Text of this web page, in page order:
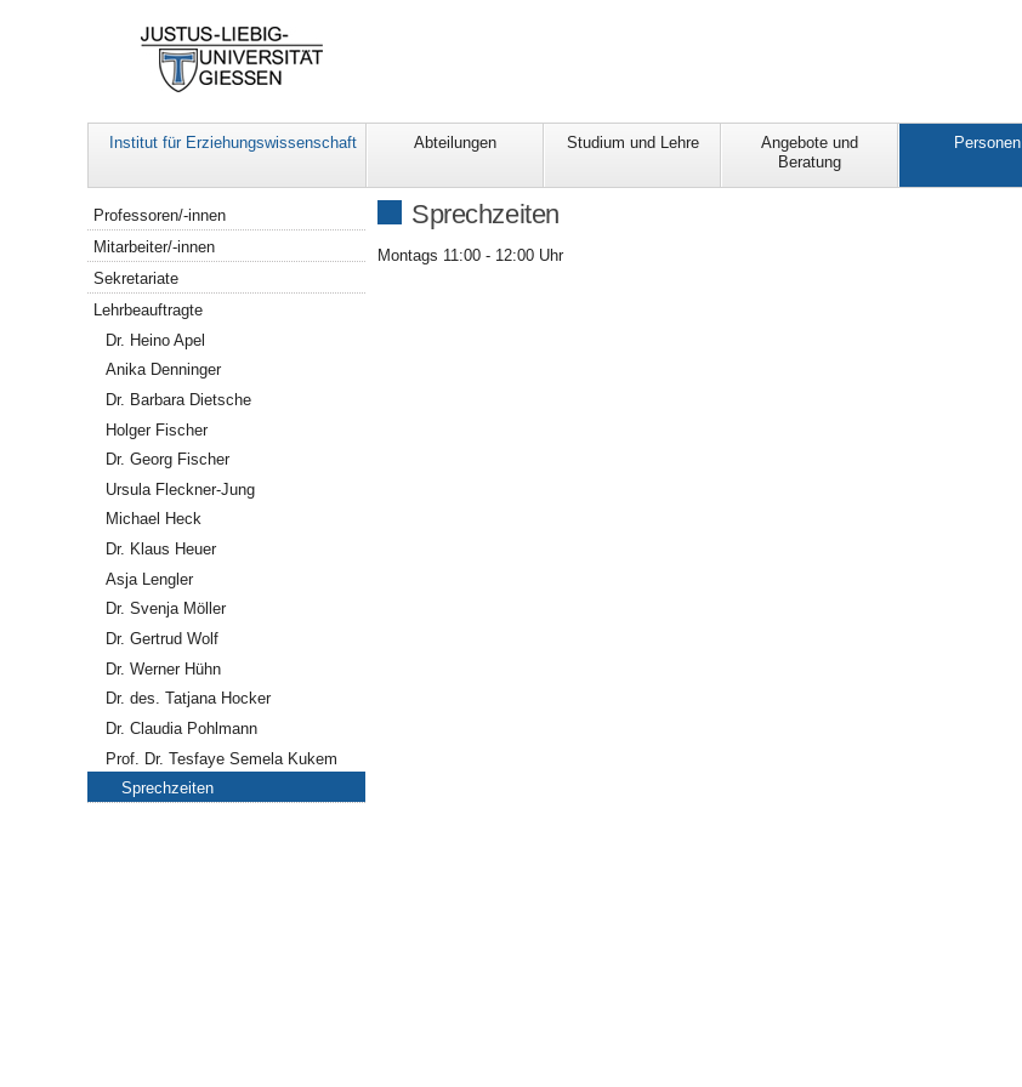
Institut für Erziehungswissenschaft Abteilungen Studium und Lehre
Angebote und
Beratung
Personen
Sprechzeiten
Montags 11:00 - 12:00 Uhr
Navigation
Professoren/-innen
Mitarbeiter/-innen
Sekretariate
Lehrbeauftragte
Dr. Heino Apel
Anika Denninger
Dr. Barbara Dietsche
Holger Fischer
Dr. Georg Fischer
Ursula Fleckner-Jung
Michael Heck
Dr. Klaus Heuer
Asja Lengler
Dr. Svenja Möller
Dr. Gertrud Wolf
Dr. Werner Hühn
Dr. des. Tatjana Hocker
Dr. Claudia Pohlmann
Prof. Dr. Tesfaye Semela Kukem
Sprechzeiten